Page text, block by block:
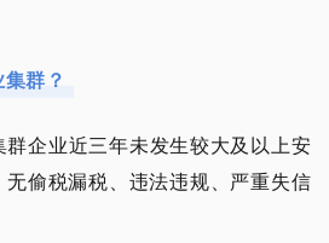
群？
企业近三年未发生较大及以上安
偷税漏税、违法违规、严重失信